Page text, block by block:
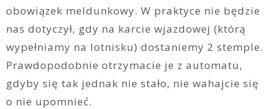
obowiązek meldunkowy. W praktyce nie będzie
nas dotyczył, gdy na karcie wjazdowej (którą
wypełniamy na lotnisku) dostaniemy 2 stemple.
Prawdopodobnie otrzymacie je z automatu,
gdyby się tak jednak nie stało, nie wahajcie się
o nie upomnieć.